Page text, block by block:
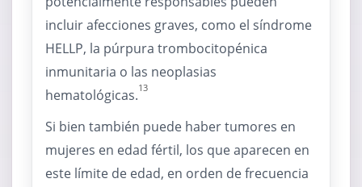
incluir afecciones graves, como el síndrome
HELLP, la púrpura trombocitopénica
inmunitaria o las neoplasias
hematológicas.13
Si bien también puede haber tumores en
mujeres en edad fértil, los que aparecen en
este límite de edad, en orden de frecuencia